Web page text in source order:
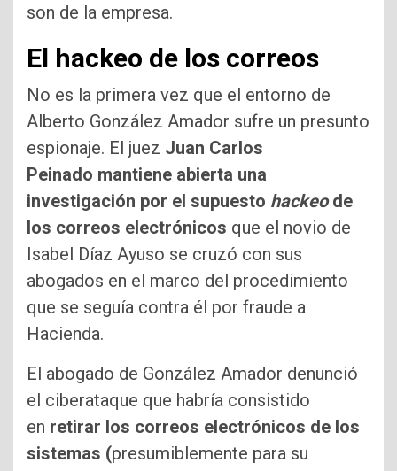
son de la empresa.
El hackeo de los correos
No es la primera vez que el entorno de
Alberto González Amador sufre un presunto
espionaje. El juez Juan Carlos
Peinado mantiene abierta una
investigación por el supuesto hackeode
los correos electrónicos que el novio de
Isabel Díaz Ayuso se cruzó con sus
abogados en el marco del procedimiento
que se seguía contra él por fraude a
Hacienda.
El abogado de González Amador denunció
el ciberataque que habría consistido
en retirar los correos electrónicos de los
sistemas (presumiblemente para su